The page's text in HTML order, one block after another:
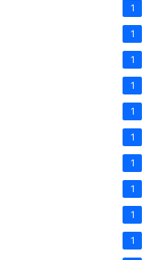
1
1
1
1
1
1
1
1
1
1